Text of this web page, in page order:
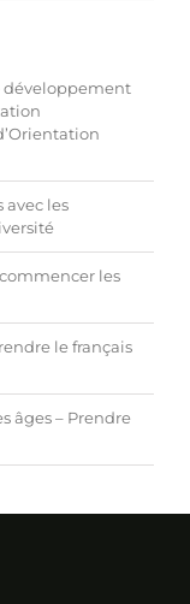
développement
les
les
le français
âges – Prendre